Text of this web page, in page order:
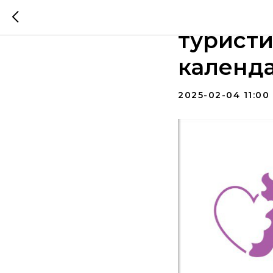
2025-02-04 11:00